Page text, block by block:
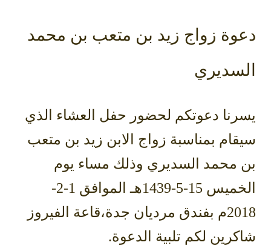
دعوة زواج زيد بن متعب بن محمد
السديري
يسرنا دعوتكم لحضور حفل العشاء الذي
سيقام بمناسبة زواج الابن زيد بن متعب
بن محمد السديري وذلك مساء يوم
الخميس 15-5-1439هـ الموافق 1-2-
2018م بفندق مرديان جدة،قاعة الفيروز
شاكرين لكم تلبية الدعوة.